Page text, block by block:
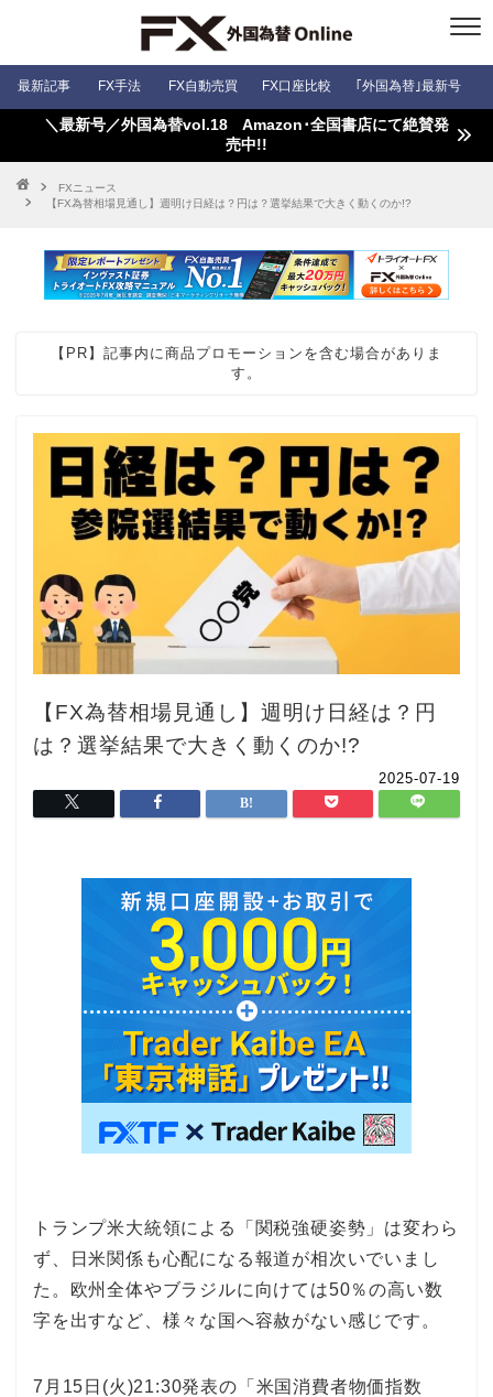
最新記事 FX手法 FX自動売買 FX口座比較 ｢外国為替｣最新号
＼最新号／外国為替vol.18 Amazon･全国書店にて絶賛発
売中!!
FXニュース
【FX為替相場見通し】週明け日経は？円は？選挙結果で大きく動くのか!?
【PR】記事内に商品プロモーションを含む場合がありま
す。
【FX為替相場見通し】週明け日経は？円
は？選挙結果で大きく動くのか!?
2025-07-19
トランプ米大統領による「関税強硬姿勢」は変わら
ず、日米関係も心配になる報道が相次いでいまし
た。欧州全体やブラジルに向けては50％の高い数
字を出すなど、様々な国へ容赦がない感じです。
7月15日(火)21:30発表の「米国消費者物価指数